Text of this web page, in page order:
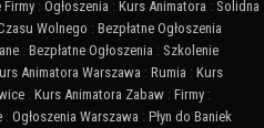
Firmy : Ogłoszenia : Kurs Animatora : Solidna
Wolnego : Bezpłatne Ogłoszenia
: Bezpłatne Ogłoszenia : Szkolenie
Animatora Warszawa : Rumia : Kurs
: Kurs Animatora Zabaw : Firmy :
: Ogłoszenia Warszawa : Płyn do Baniek